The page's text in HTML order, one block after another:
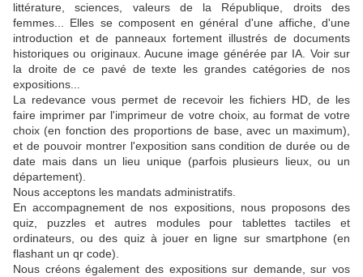
littérature, sciences, valeurs de la République, droits des
femmes... Elles se composent en général d'une affiche, d'une
introduction et de panneaux fortement illustrés de documents
historiques ou originaux. Aucune image générée par IA. Voir sur
la droite de ce pavé de texte les grandes catégories de nos
expositions...
La redevance vous permet de recevoir les fichiers HD, de les
faire imprimer par l'imprimeur de votre choix, au format de votre
choix (en fonction des proportions de base, avec un maximum),
et de pouvoir montrer l'exposition sans condition de durée ou de
date mais dans un lieu unique (parfois plusieurs lieux, ou un
département).
Nous acceptons les mandats administratifs.
En accompagnement de nos expositions, nous proposons des
quiz, puzzles et autres modules pour tablettes tactiles et
ordinateurs, ou des quiz à jouer en ligne sur smartphone (en
flashant un qr code).
Nous créons également des expositions sur demande, sur vos